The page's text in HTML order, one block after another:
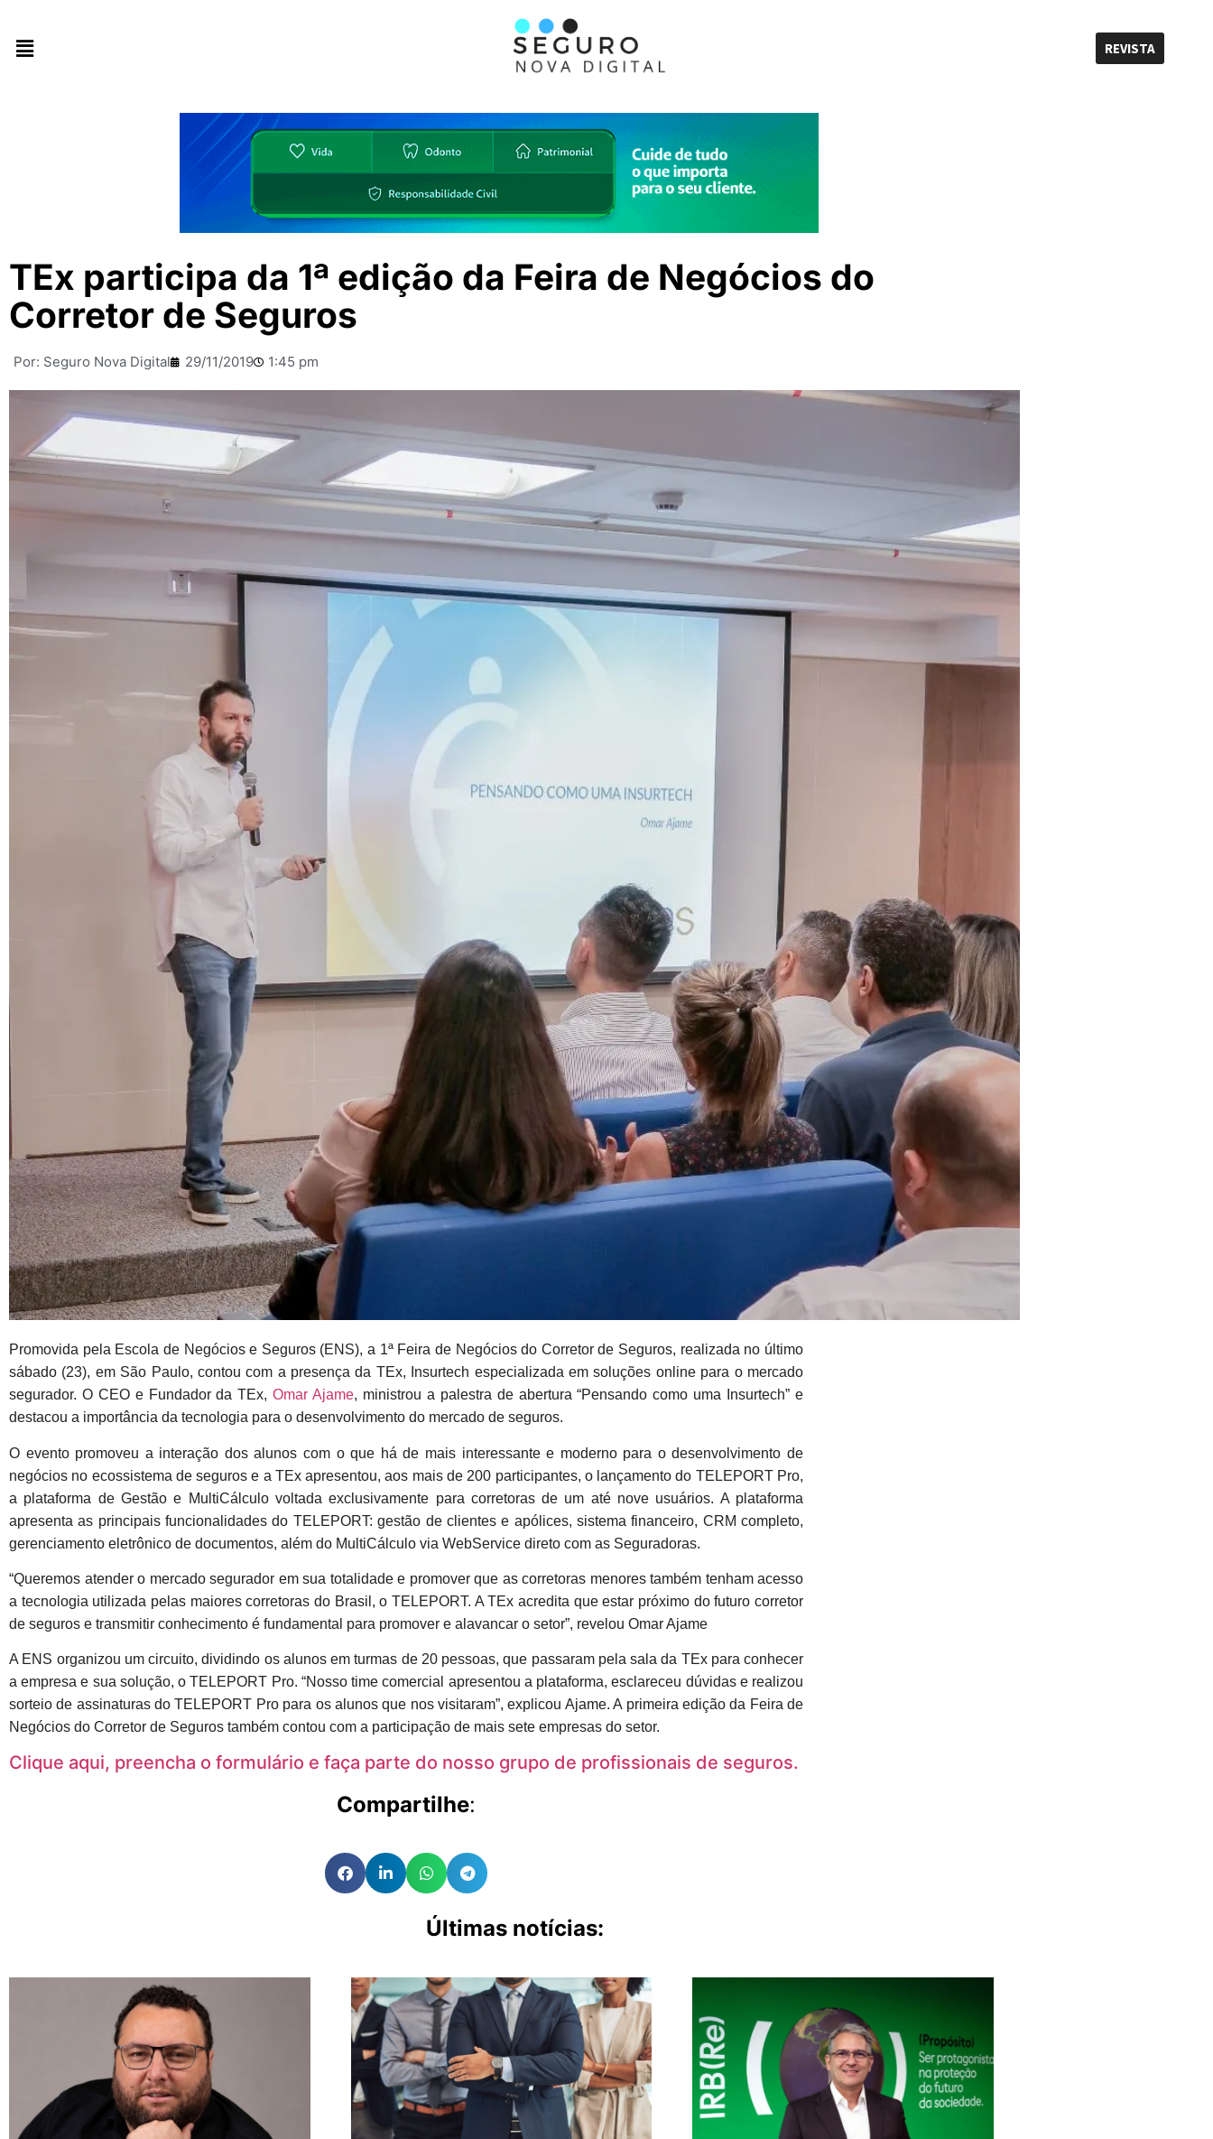
REVISTA
TEx participa da 1ª edição da Feira de Negócios do
Corretor de Seguros
Por: Seguro Nova Digital 29/11/2019 1:45 pm
Promovida pela Escola de Negócios e Seguros (ENS), a 1ª Feira de Negócios do Corretor de Seguros, realizada no último
sábado (23), em São Paulo, contou com a presença da TEx, Insurtech especializada em soluções online para o mercado
segurador. O CEO e Fundador da TEx,Omar Ajame, ministrou a palestra de abertura “Pensando como uma Insurtech” e
destacou a importância da tecnologia para o desenvolvimento do mercado de seguros.
O evento promoveu a interação dos alunos com o que há de mais interessante e moderno para o desenvolvimento de
negócios no ecossistema de seguros e a TEx apresentou, aos mais de 200 participantes, o lançamento do TELEPORT Pro,
a plataforma de Gestão e MultiCálculo voltada exclusivamente para corretoras de um até nove usuários. A plataforma
apresenta as principais funcionalidades do TELEPORT: gestão de clientes e apólices, sistema financeiro, CRM completo,
gerenciamento eletrônico de documentos, além do MultiCálculo via WebService direto com as Seguradoras.
“Queremos atender o mercado segurador em sua totalidade e promover que as corretoras menores também tenham acesso
a tecnologia utilizada pelas maiores corretoras do Brasil, o TELEPORT. A TEx acredita que estar próximo do futuro corretor
de seguros e transmitir conhecimento é fundamental para promover e alavancar o setor”, revelou Omar Ajame
A ENS organizou um circuito, dividindo os alunos em turmas de 20 pessoas, que passaram pela sala da TEx para conhecer
a empresa e sua solução, o TELEPORT Pro. “Nosso time comercial apresentou a plataforma, esclareceu dúvidas e realizou
sorteio de assinaturas do TELEPORT Pro para os alunos que nos visitaram”, explicou Ajame. A primeira edição da Feira de
Negócios do Corretor de Seguros também contou com a participação de mais sete empresas do setor.
Clique aqui, preencha o formulário e faça parte do nosso grupo de profissionais de seguros.
Compartilhe:
Últimas notícias: